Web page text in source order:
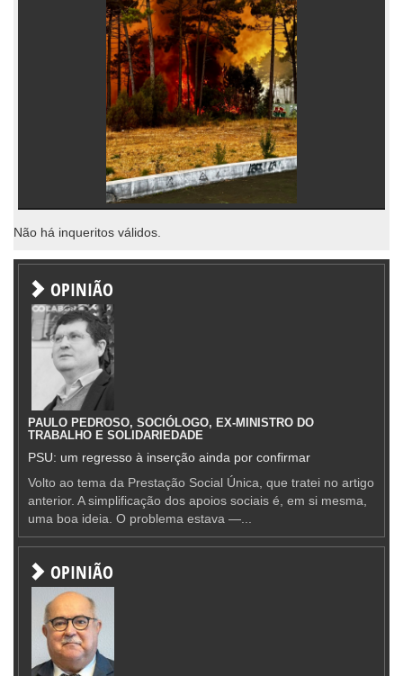
Não há inqueritos válidos.
OPINIÃO
PAULO PEDROSO, SOCIÓLOGO, EX-MINISTRO DO
TRABALHO E SOLIDARIEDADE
PSU: um regresso à inserção ainda por confirmar
Volto ao tema da Prestação Social Única, que tratei no artigo
anterior. A simplificação dos apoios sociais é, em si mesma,
uma boa ideia. O problema estava —...
OPINIÃO